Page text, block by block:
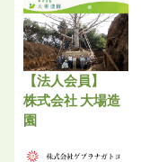
【法人会員】
株式会社 大場造
園